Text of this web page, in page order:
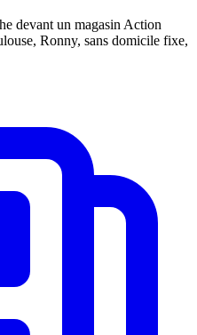
devant un magasin Action
Ronny, sans domicile fixe,